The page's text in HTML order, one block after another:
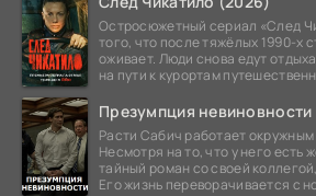
Остросюжетный сериал «След
того, что после тяжёлых 1990-х
оживает. Люди снова едут
на пути к курортам
Презумпция невиновности
Расти Сабич работает
Несмотря на то, что у него есть
тайный роман со своей
Его жизнь переворачивается с